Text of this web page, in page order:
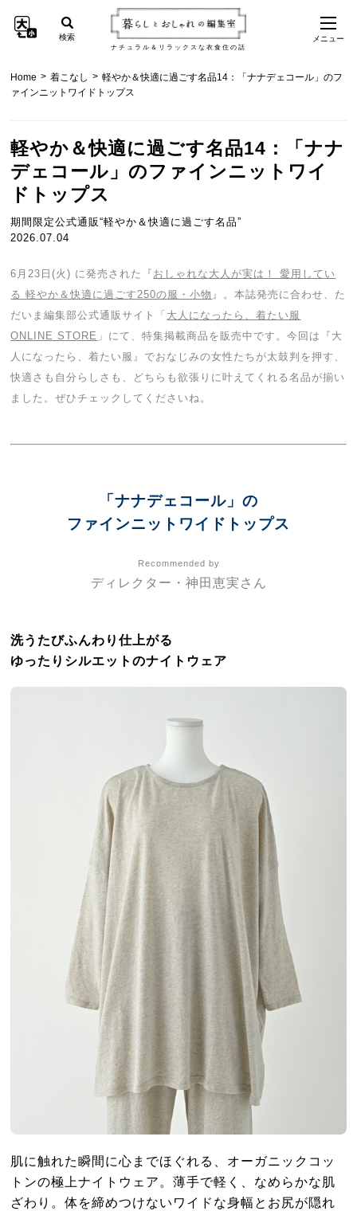
ナチュラル＆リラックスな衣食住の話
検索 メニュー
Home > 着こなし > 軽やか＆快適に過ごす名品14：「ナナデェコール」のフ
ァインニットワイドトップス
軽やか＆快適に過ごす名品14：「ナナ
デェコール」のファインニットワイ
ドトップス
期間限定公式通販“軽やか＆快適に過ごす名品”
2026.07.04
6月23日(火) に発売された『 おしゃれな大人が実は！ 愛用してい
る 軽やか＆快適に過ごす250の服・小物 』。本誌発売に合わせ、た
だいま編集部公式通販サイト「 大人になったら、着たい服
ONLINE STORE 」にて、特集掲載商品を販売中です。今回は『大
人になったら、着たい服』でおなじみの女性たちが太鼓判を押す、
快適さも自分らしさも、どちらも欲張りに叶えてくれる名品が揃い
ました。ぜひチェックしてくださいね。
「ナナデェコール」の
ファインニットワイドトップス
Recommended by
ディレクター・神田恵実さん
洗うたびふんわり仕上がる
ゆったりシルエットのナイトウェア
肌に触れた瞬間に心までほぐれる、オーガニックコッ
トンの極上ナイトウェア。薄手で軽く、なめらかな肌
ざわり。体を締めつけないワイドな身幅とお尻が隠れ